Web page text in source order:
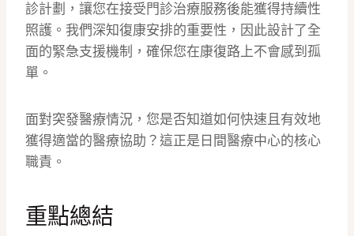
診計劃，讓您在接受門診治療服務後能獲得持續性
照護。我們深知復康安排的重要性，因此設計了全
面的緊急支援機制，確保您在康復路上不會感到孤
單。
面對突發醫療情況，您是否知道如何快速且有效地
獲得適當的醫療協助？這正是日間醫療中心的核心
職責。
重點總結